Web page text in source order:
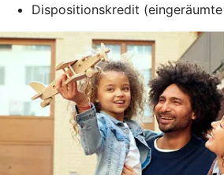
Dispositionskredit